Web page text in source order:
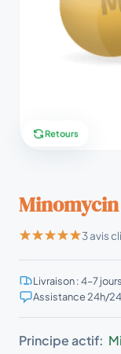
Retours
Minomycin
3 avis
Livraison : 4–7 jours
Assistance 24h/24
Principe actif: